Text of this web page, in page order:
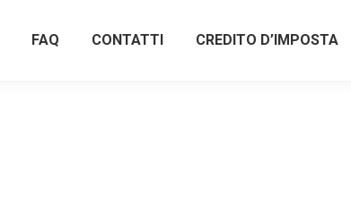
FAQ CONTATTI CREDITO D’IMPOSTA